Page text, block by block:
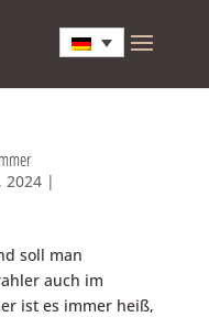
2024|
soll man
auch im
ist es immer heiß,